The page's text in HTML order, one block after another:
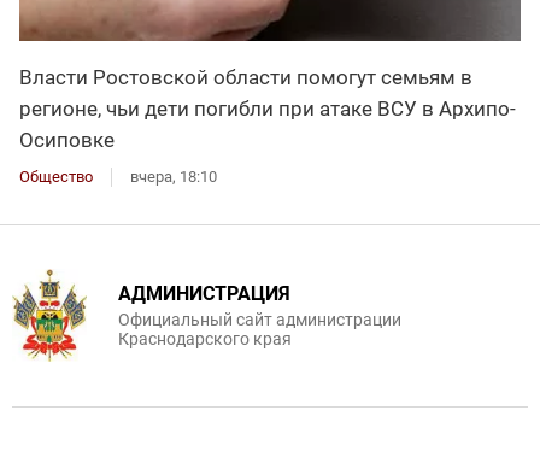
Власти Ростовской области помогут семьям в
регионе, чьи дети погибли при атаке ВСУ в Архипо-
Осиповке
Общество вчера, 18:10
АДМИНИСТРАЦИЯ
Официальный сайт администрации
Краснодарского края